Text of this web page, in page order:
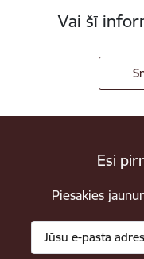
Vai šī
Esi
Piesakies